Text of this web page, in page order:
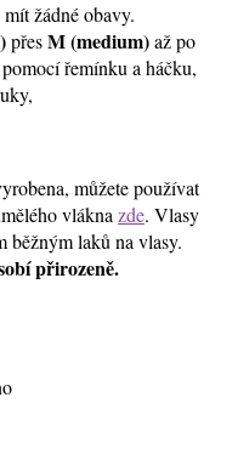
žádné obavy.
přesM (medium)až po
řemínku a háčku,
můžete používat
vláknazde. Vlasy
běžným laků na vlasy.
přirozeně.